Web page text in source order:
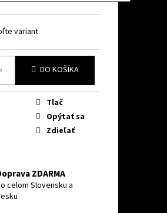
variant
DO KOŠÍKA
Tlač
Opýtať sa
Zdieľať
ZDARMA
celom Slovensku a